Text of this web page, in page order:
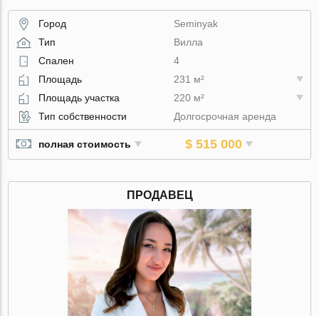
Город
Seminyak
Тип
Вилла
Спален
4
Площадь
231 м²
Площадь участка
220 м²
Тип собственности
Долгосрочная аренда
полная стоимость $ 515 000
ПРОДАВЕЦ